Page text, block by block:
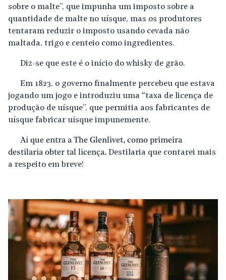
sobre o malte”, que impunha um imposto sobre a
quantidade de malte no uísque, mas os produtores
tentaram reduzir o imposto usando cevada não
maltada, trigo e centeio como ingredientes.
Diz-se que este é o início do whisky de grão.
Em 1823, o governo finalmente percebeu que estava
jogando um jogo e introduziu uma “taxa de licença de
produção de uísque”, que permitia aos fabricantes de
uísque fabricar uísque impunemente.
Aí que entra a The Glenlivet, como primeira
destilaria obter tal licença. Destilaria que contarei mais
a respeito em breve!